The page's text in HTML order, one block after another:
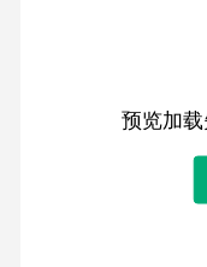
预览加